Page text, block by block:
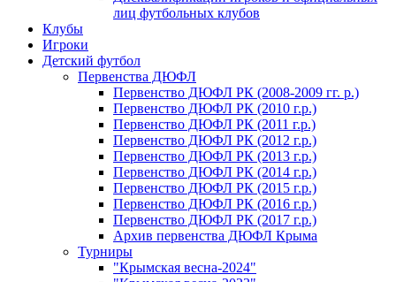
лиц футбольных клубов
Клубы
Игроки
Детский футбол
Первенства ДЮФЛ
Первенство ДЮФЛ РК (2008-2009 гг. р.)
Первенство ДЮФЛ РК (2010 г.р.)
Первенство ДЮФЛ РК (2011 г.р.)
Первенство ДЮФЛ РК (2012 г.р.)
Первенство ДЮФЛ РК (2013 г.р.)
Первенство ДЮФЛ РК (2014 г.р.)
Первенство ДЮФЛ РК (2015 г.р.)
Первенство ДЮФЛ РК (2016 г.р.)
Первенство ДЮФЛ РК (2017 г.р.)
Архив первенства ДЮФЛ Крыма
Турниры
"Крымская весна-2024"